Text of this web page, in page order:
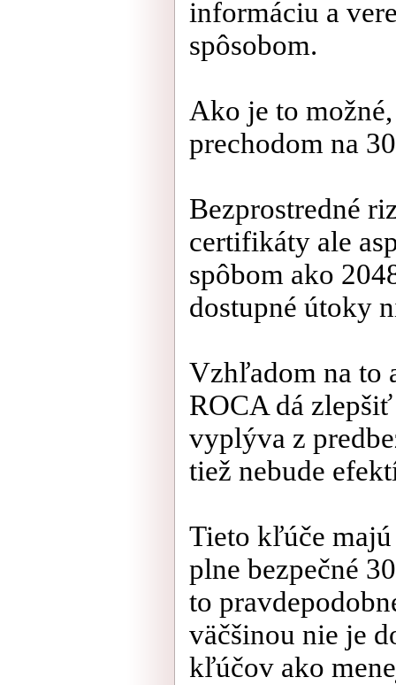
informáciu a
spôsobom.
Ako je to
prechodom na
Bezprostredné
certifikáty ale
spôbom ako
dostupné útoky
Vzhľadom na to
ROCA dá
vyplýva z
tiež nebude
Tieto kľúče
plne bezpečné
to
väčšinou nie je
kľúčov ako